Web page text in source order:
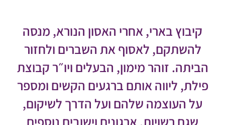
קיבוץ בארי, אחרי האסון הנורא, מנסה
להשתקם, לאסוף את השברים ולחזור
הביתה. זוהר מימון, הבעלים ויו״ר קבוצת
פילת, ליווה אותם ברגעים הקשים ומספר
על העוצמה שלהם ועל הדרך לשיקום,
שגם רשויות, ארגונים וישובים נוספים